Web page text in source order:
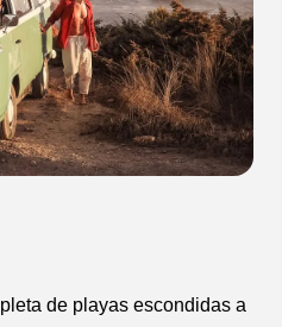
de playas escondidas a